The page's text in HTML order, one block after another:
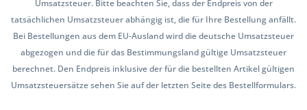
Umsatzsteuer. Bitte beachten Sie, dass der Endpreis von der
tatsächlichen Umsatzsteuer abhängig ist, die für Ihre Bestellung anfällt.
Bei Bestellungen aus dem EU-Ausland wird die deutsche Umsatzsteuer
abgezogen und die für das Bestimmungsland gültige Umsatzsteuer
berechnet. Den Endpreis inklusive der für die bestellten Artikel gültigen
Umsatzsteuersätze sehen Sie auf der letzten Seite des Bestellformulars.